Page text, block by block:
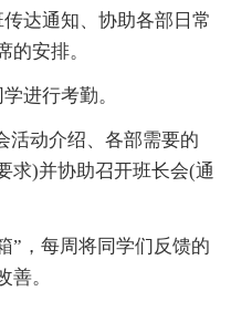
达通知、协助各部日常
的安排。
进行考勤。
活动介绍、各部需要的
求)并协助召开班长会(通
”，每周将同学们反馈的
善。